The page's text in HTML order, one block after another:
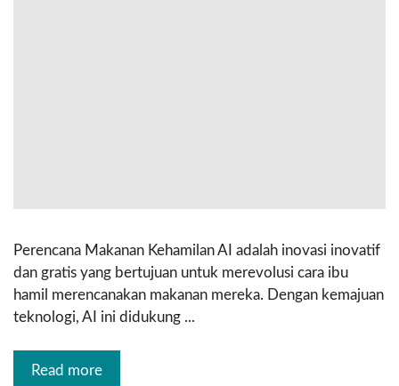
Perencana Makanan Kehamilan AI adalah inovasi inovatif
dan gratis yang bertujuan untuk merevolusi cara ibu
hamil merencanakan makanan mereka. Dengan kemajuan
teknologi, AI ini didukung ...
Read more